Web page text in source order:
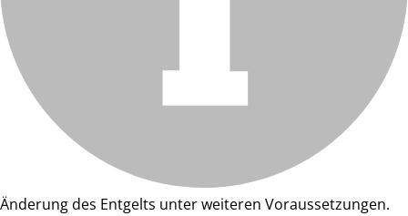
Änderung des Entgelts unter weiteren Voraussetzungen.